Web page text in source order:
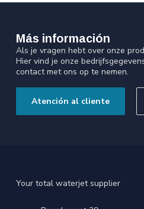
Más información
Als je vragen hebt over onze
Hier vind je onze
contact met ons op te nemen.
Atención al cliente
Your total waterjet supplier